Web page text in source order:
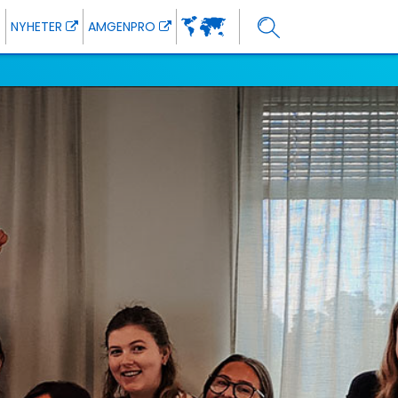
NYHETER AMGENPRO